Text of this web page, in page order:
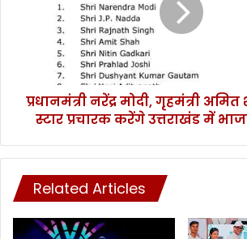
स्टार
प्रचारक
भाजपा
का
प्रचार....
प्रधानमंत्री नरेंद्र मोदी, गृहमंत्री
स्टार प्रचारक करेंगे उत्तराखंड में
Related Articles